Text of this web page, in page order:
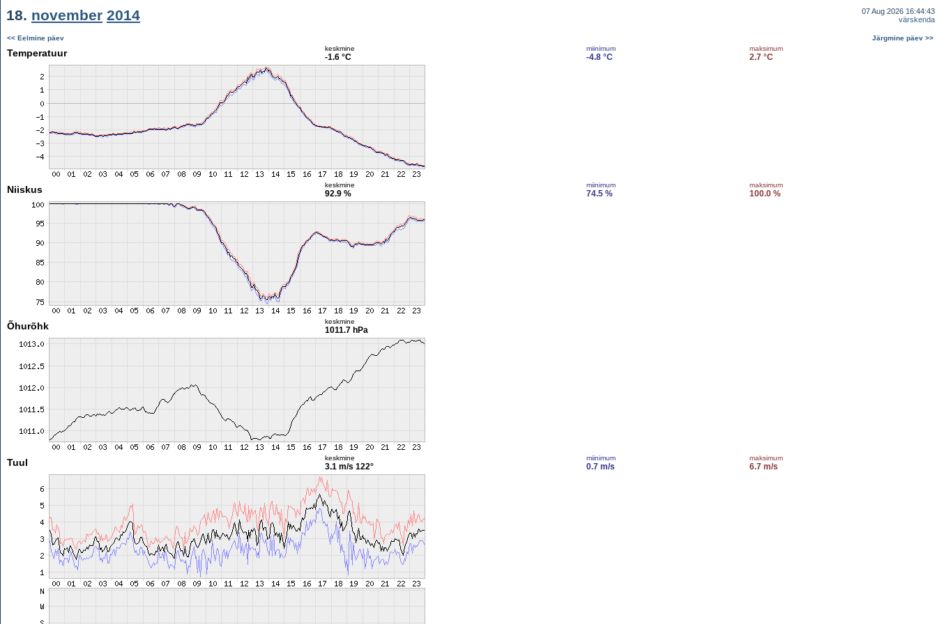
18. november 2014
07 Aug 2026 16:44:43
värskenda
<< Eelmine päev Järgmine päev >>
Temperatuur keskmine
-1.6 °C
miinimum
-4.8 °C
maksimum
2.7 °C
Niiskus keskmine
92.9 %
miinimum
74.5 %
maksimum
100.0 %
Õhurõhk keskmine
1011.7 hPa
Tuul keskmine
3.1 m/s 122°
miinimum
0.7 m/s
maksimum
6.7 m/s